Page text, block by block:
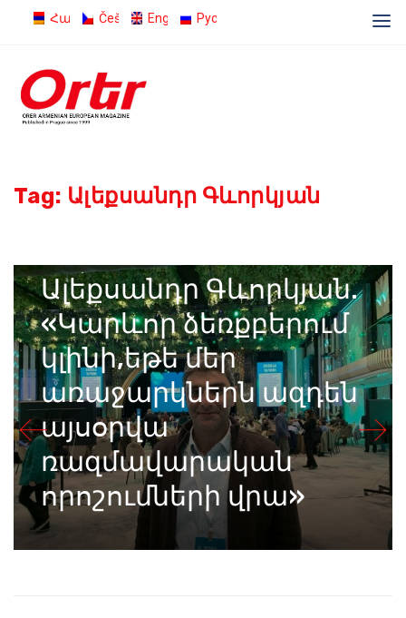
ՀայերենČeština English Русский
Tag: Ալեքսանդր Գևորկյան
Ալեքսանդր Գևորկյան.
«Կարևոր ձեռքբերում
կլինի,եթե մեր
առաջարկներն ազդեն
այսօրվա
ռազմավարական
որոշումների վրա»